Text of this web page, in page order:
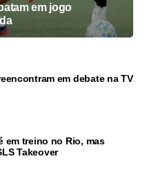
em jogo
em debate na TV
em treino no Rio, mas
Takeover